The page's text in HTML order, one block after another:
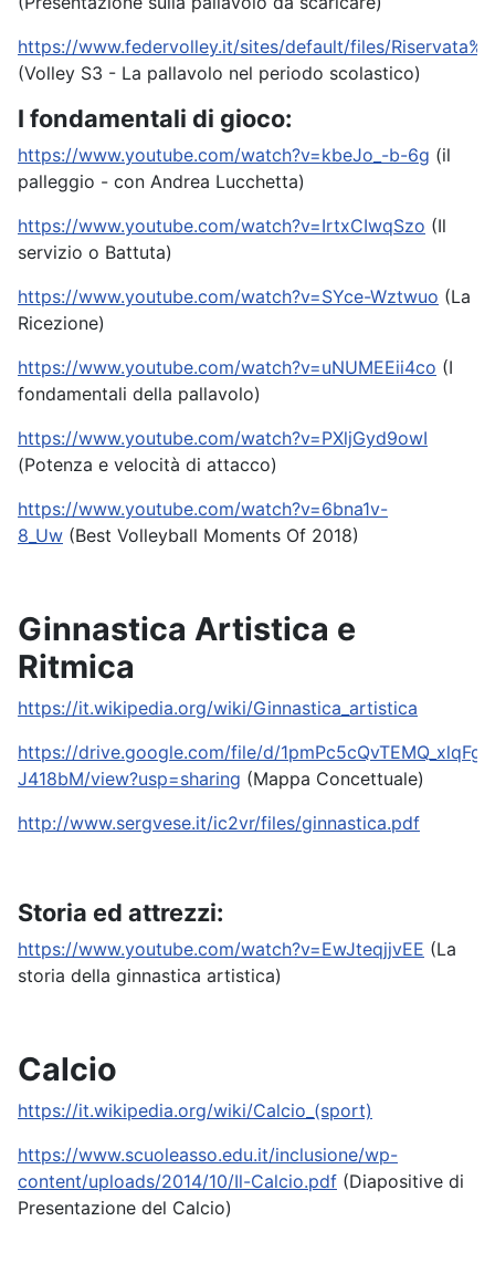
https://www.federvolley.it/sites/default/files/
(Volley S3 - La pallavolo nel periodo scolastico)
I fondamentali di gioco:
https://www.youtube.com/watch?v=kbeJo_-b-6g (il
palleggio - con Andrea Lucchetta)
https://www.youtube.com/watch?v=IrtxCIwqSzo (Il
servizio o Battuta)
https://www.youtube.com/watch?v=SYce-Wztwuo (La
Ricezione)
https://www.youtube.com/watch?v=uNUMEEii4co (I
fondamentali della pallavolo)
https://www.youtube.com/watch?v=PXljGyd9owI
(Potenza e velocità di attacco)
https://www.youtube.com/watch?v=6bna1v-
8_Uw (Best Volleyball Moments Of 2018)
Ginnastica Artistica e
Ritmica
https://it.wikipedia.org/wiki/Ginnastica_artistica
https://drive.google.com/file/d/
J418bM/view?usp=sharing (Mappa Concettuale)
http://www.sergvese.it/ic2vr/files/ginnastica.pdf
Storia ed attrezzi:
https://www.youtube.com/watch?v=EwJteqjjvEE (La
storia della ginnastica artistica)
Calcio
https://it.wikipedia.org/wiki/Calcio_ (sport)
https://www.scuoleasso.edu.it/inclusione/wp-
content/uploads/2014/10/Il-Calcio.pdf (Diapositive di
Presentazione del Calcio)